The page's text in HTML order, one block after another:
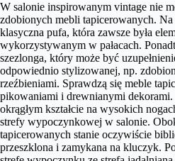
W salonie inspirowanym vintage nie
zdobionych mebli tapicerowanych.
klasyczna pufa, która zawsze była
wykorzystywanym w pałacach.
szezlonga, który może być
odpowiednio stylizowanej, np.
rzeźbieniami. Sprawdzą się meble
pikowaniami i drewnianymi
okrągłym kształcie na wysokich
strefy wypoczynkowej w salonie.
tapicerowanych stanie oczywiście
przeszklona i zamykana na kluczyk.